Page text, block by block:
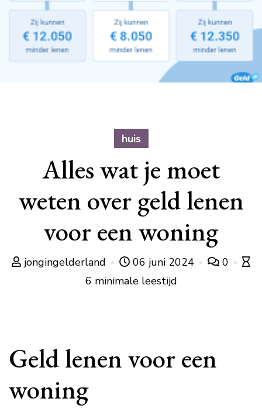
huis
Alles wat je moet
weten over geld lenen
voor een woning
jongingelderland 06 juni 2024
0
6 minimale leestijd
Geld lenen voor een
woning